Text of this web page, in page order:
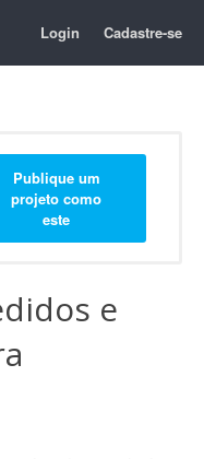
Login Cadastre-se
Publique um
projeto como
este
e